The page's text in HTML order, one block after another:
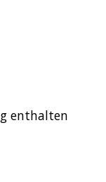
enthalten